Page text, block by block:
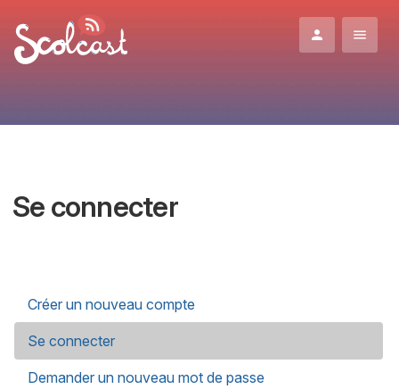
Se connecter
Onglets principaux
Créer un nouveau compte
Se connecter
Demander un nouveau mot de passe